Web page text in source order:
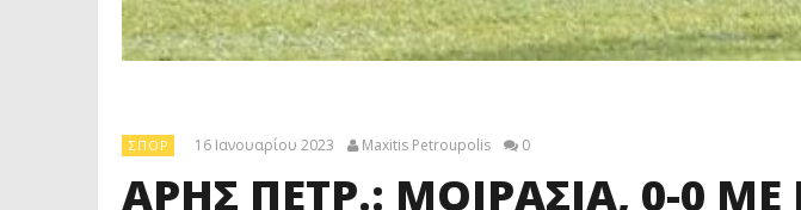
ΣΠΟΡ 16 Ιανουαρίου 2023 Maxitis Petroupolis 0
ΑΡΗΣ ΠΕΤΡ.: ΜΟΙΡΑΣΙΑ, 0-0